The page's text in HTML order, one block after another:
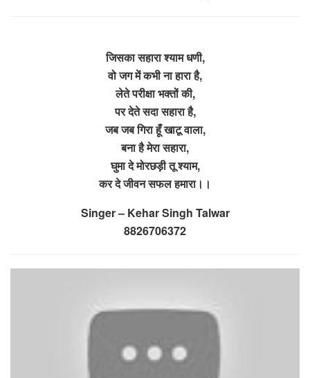
जिसका सहारा श्याम धणी,
वो जग में कभी ना हारा है,
लेते परीक्षा भक्तों की,
पर देते सदा सहारा है,
जब जब गिरा हूँ खाटू वाला,
बना है मेरा सहारा,
घुमा दे मोरछड़ी तू श्याम,
कर दे जीवन सफल हमारा।।
Singer – Kehar Singh Talwar
8826706372